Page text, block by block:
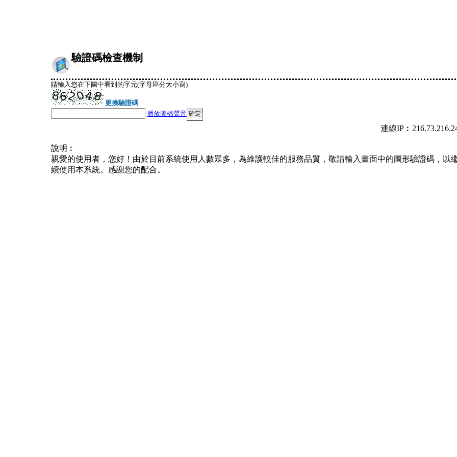
驗證碼檢查機制
請輸入您在下圖中看到的字元(字母區分大小寫)
更換驗證碼
播放圖檔聲音
連線
說明︰
親愛的使用者，您好！由於目前系統使用人數眾多，為維護較佳的服務品質，敬請輸入畫面中的圖形驗證碼，以
續使用本系統。感謝您的配合。